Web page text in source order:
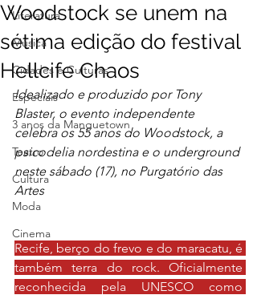
Literatura
Música
Cidades e Culturas
Especiais
3 anos da Manguetown
Teatro
Cultura
Moda
Cinema
Woodstock se unem na
sétima edição do festival
Hellcife Chaos
Idealizado e produzido por Tony
Blaster, o evento independente
celebra os 55 anos do Woodstock, a
psicodelia nordestina e o underground
neste sábado (17), no Purgatório das
Artes
Recife, berço do frevo e do maracatu, é
também terra do rock. Oficialmente
reconhecida pela UNESCO como